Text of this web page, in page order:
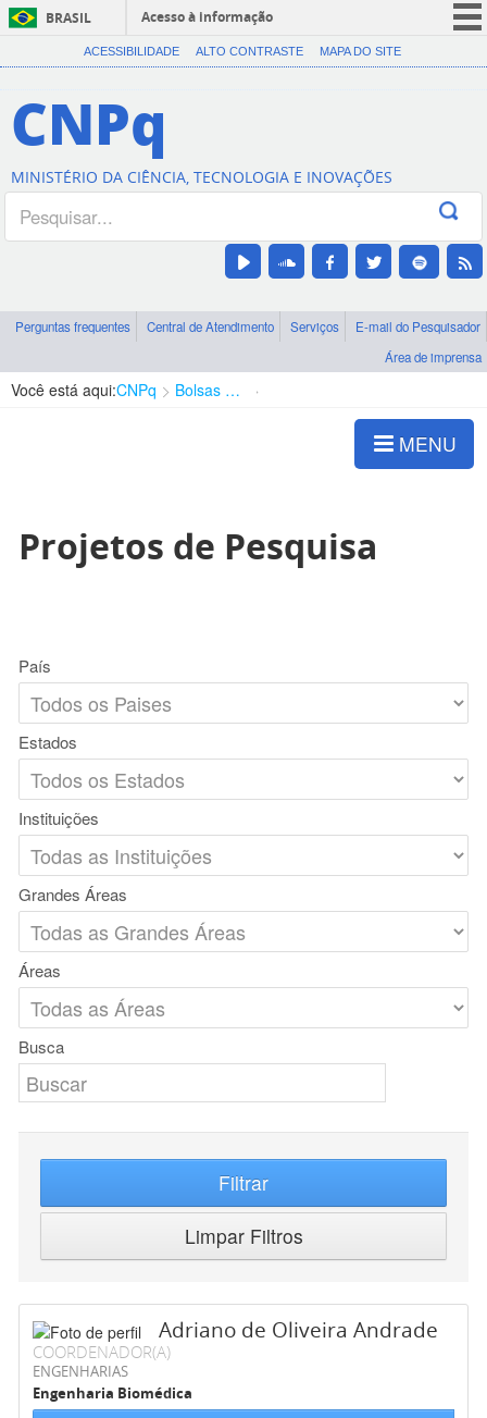
BRASIL
Acesso à informação
CORONAVÍRUS (COVID-19)
Canais
ACESSIBILIDADE ALTO CONTRASTE MAPA DO SITE
CNPq
MINISTÉRIO DA CIÊNCIA, TECNOLOGIA E INOVAÇÕES
Perguntas frequentes Central de Atendimento Serviços
E-mail do Pesquisador
Área de imprensa
Você está aqui:CNPq Bolsas e Auxílios Vigentes
MENU
Projetos de Pesquisa
País
Estados
Instituições
Grandes Áreas
Áreas
Busca
Filtrar
Limpar Filtros
Adriano de Oliveira Andrade
COORDENADOR(A)
ENGENHARIAS
Engenharia Biomédica